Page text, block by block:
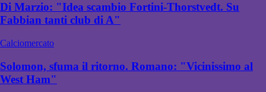
Di Marzio: "Idea scambio Fortini-Thorstvedt. Su
Fabbian tanti club di A"
Calciomercato
Solomon, sfuma il ritorno. Romano: "Vicinissimo al
West Ham"